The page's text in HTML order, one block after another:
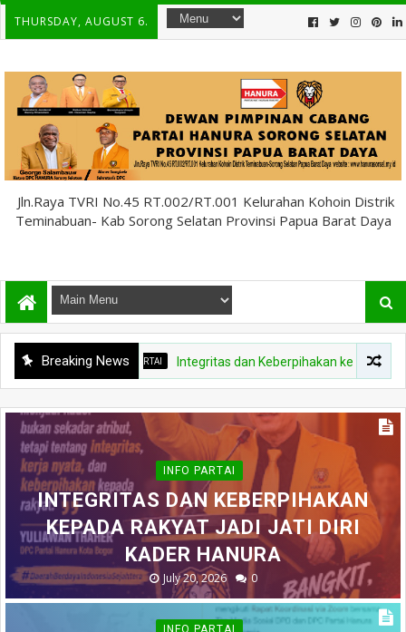
THURSDAY, AUGUST 6.
Jln.Raya TVRI No.45 RT.002/RT.001 Kelurahan Kohoin Distrik
Teminabuan- Kab Sorong Selatan Provinsi Papua Barat Daya
Breaking News
PARTAI Integritas dan Keberpihakan kepada Rakyat Jadi Jati Diri
INFO PARTAI
INTEGRITAS DAN KEBERPIHAKAN
KEPADA RAKYAT JADI JATI DIRI
KADER HANURA
July 20, 2026 0
INFO PARTAI